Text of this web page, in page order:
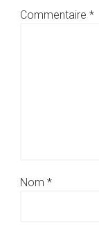
Commentaire *
Nom *